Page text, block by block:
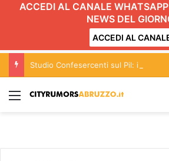
ACCEDI AL CANALE WHATSAPP
NEWS DEL
ACCEDI AL
Menu